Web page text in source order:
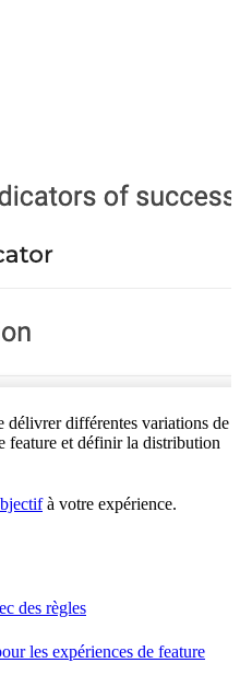
délivrer différentes variations de
feature et définir la distribution
à votre expérience.
des règles
les expériences de feature